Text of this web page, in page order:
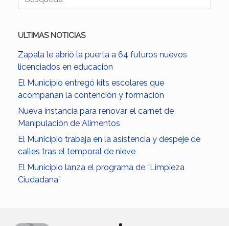
ULTIMAS NOTICIAS
Zapala le abrió la puerta a 64 futuros nuevos
licenciados en educación
El Municipio entregó kits escolares que
acompañan la contención y formación
Nueva instancia para renovar el carnet de
Manipulación de Alimentos
El Municipio trabaja en la asistencia y despeje de
calles tras el temporal de nieve
El Municipio lanza el programa de “Limpieza
Ciudadana”